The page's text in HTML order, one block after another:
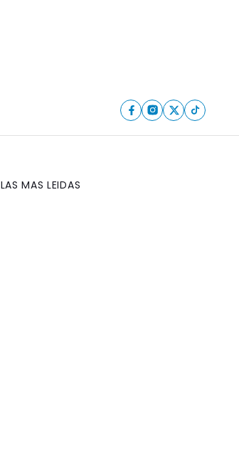
LAS MAS LEIDAS